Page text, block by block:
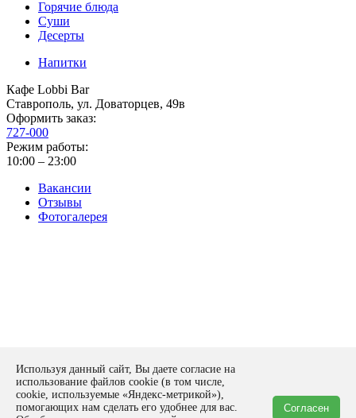
Горячие блюда
Суши
Десерты
Напитки
Кафе Lobbi Bar
Ставрополь, ул. Доваторцев, 49в
Оформить заказ:
727-000
Режим работы:
10:00 – 23:00
Вакансии
Отзывы
Фотогалерея
Политика конфиденциальности
Оставить заявку
form
Спасибо!
Используя данный сайт, Вы даете согласие на
использование файлов cookie (в том числе,
cookie, используемые «Яндекс-метрикой»),
помогающих нам сделать его удобнее для вас.
Согласен